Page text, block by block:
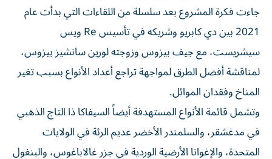
جاءت فكرة المشروع بعد سلسلة من اللقاءات التي بدأت عام
2021 بين دي كابريو وشريكه في تأسيس Re ويس
سيشريست، مع جيف بيزوس وزوجته لورين سانشيز بيزوس،
لمناقشة أفضل الطرق لمواجهة تراجع أعداد الأنواع بسبب تغير
المناخ وفقدان الموائل.
وتشمل قائمة الأنواع المستهدفة أيضاً السيفاكا ذا التاج الذهبي
في مدغشقر، والسلمندر الأخضر عديم الرئة في الولايات
المتحدة، والإغوانا الأرضية الوردية في جزر غالاباغوس، والبنغول